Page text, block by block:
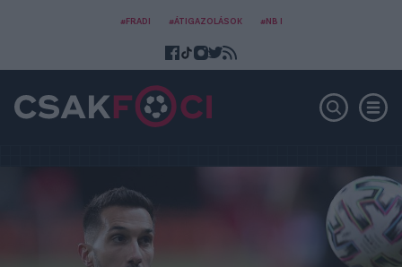
#FRADI #ÁTIGAZOLÁSOK #NB I